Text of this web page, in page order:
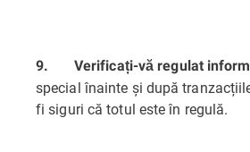
9. Verificați-vă regulat
special înainte și după
fi siguri că totul este în regulă.